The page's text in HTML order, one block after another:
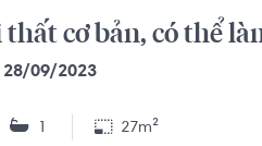
cơ bản, có thể
28/09/2023
1 27m²